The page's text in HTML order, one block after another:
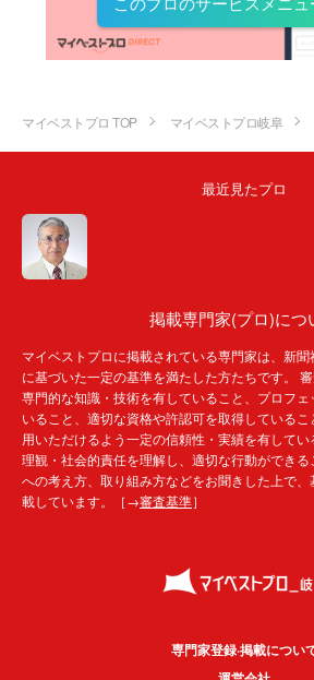
マイベストプロ TOP マイベストプロ岐阜
最近見たプロ
掲載専門家(プロ)につ
マイベストプロに掲載されている専門家は、新
に基づいた一定の基準を満たした方たちです。
専門的な知識・技術を有していること、プロフ
いること、適切な資格や許認可を取得している
用いただけるよう一定の信頼性・実績を有して
理観・社会的責任を理解し、適切な行動ができ
への考え方、取り組み方などをお聞きした上で
載しています。［→審査基準］
専門家登録·掲載につい